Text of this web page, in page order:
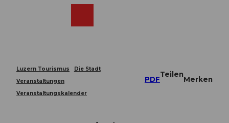
Luzern Tourismus
Die Stadt
Veranstaltungen
Veranstaltungskalender
PDF
Teilen
Merken